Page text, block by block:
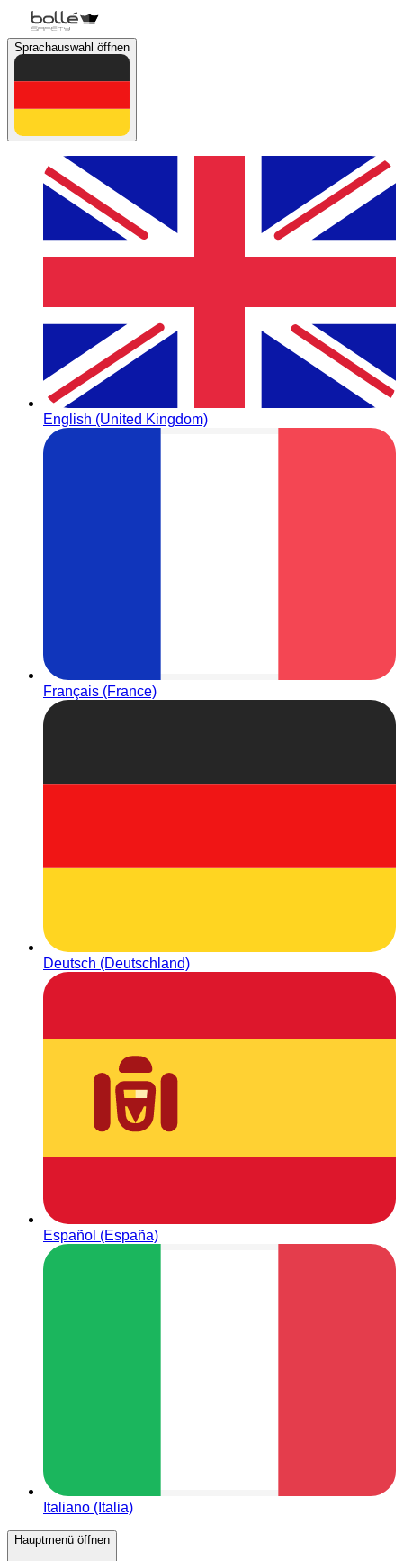
Sprachauswahl öffnen
English (United Kingdom)
Français (France)
Deutsch (Deutschland)
Español (España)
Italiano (Italia)
Hauptmenü öffnen